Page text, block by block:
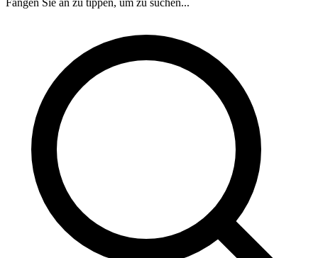
Fangen Sie an zu tippen, um zu suchen...